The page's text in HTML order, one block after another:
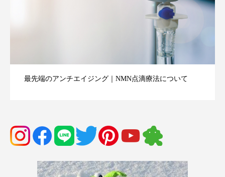
最先端のアンチエイジング｜NMN点滴療法について